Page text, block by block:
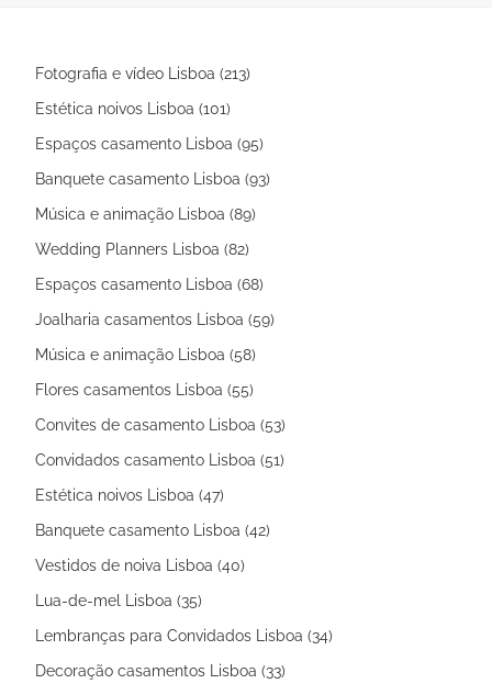
Fotografia e vídeo Lisboa (213)
Estética noivos Lisboa (101)
Espaços casamento Lisboa (95)
Banquete casamento Lisboa (93)
Música e animação Lisboa (89)
Wedding Planners Lisboa (82)
Espaços casamento Lisboa (68)
Joalharia casamentos Lisboa (59)
Música e animação Lisboa (58)
Flores casamentos Lisboa (55)
Convites de casamento Lisboa (53)
Convidados casamento Lisboa (51)
Estética noivos Lisboa (47)
Banquete casamento Lisboa (42)
Vestidos de noiva Lisboa (40)
Lua-de-mel Lisboa (35)
Lembranças para Convidados Lisboa (34)
Decoração casamentos Lisboa (33)